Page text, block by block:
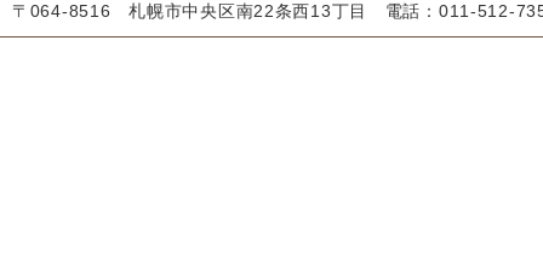
〒064-8516 札幌市中央区南22条西13丁目 電話：011-512-